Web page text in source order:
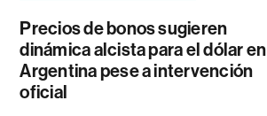
Precios de bonos sugieren
dinámica alcista para el dólar en
Argentina pese a intervención
oficial